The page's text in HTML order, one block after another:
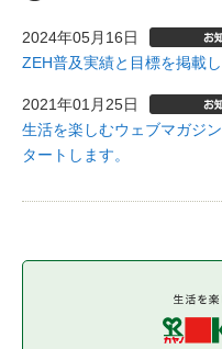
2024年05月16日
ZEH普及実績と目標を掲載し
2021年01月25日
生活を楽しむウェブマガジ
タートします。